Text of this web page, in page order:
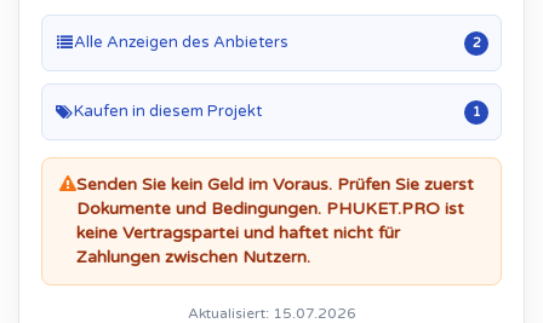
Alle Anzeigen des Anbieters 2
Kaufen in diesem Projekt 1
Senden Sie kein Geld im Voraus. Prüfen Sie zuerst
Dokumente und Bedingungen. PHUKET.PRO ist
keine Vertragspartei und haftet nicht für
Zahlungen zwischen Nutzern.
Aktualisiert: 15.07.2026